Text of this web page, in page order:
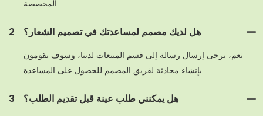
2 هل لديك مصمم لمساعدتك في تصميم الشعار؟
نعم، يرجى إرسال رسالة إلى قسم المبيعات لدينا، وسوف يقومون
3 هل يمكنني طلب عينة قبل تقديم الطلب؟